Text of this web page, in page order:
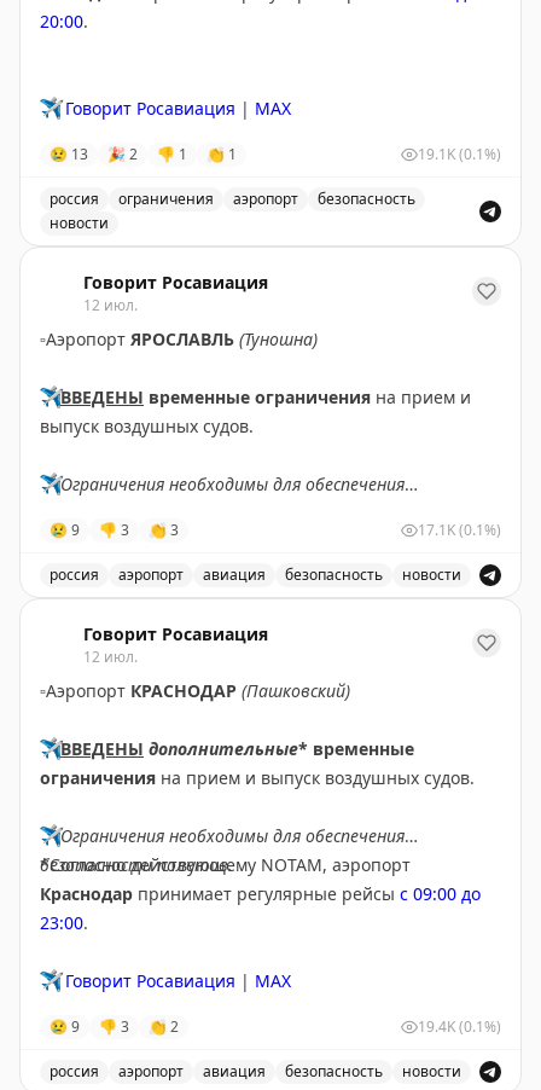
20:00.
✈️ Говорит Росавиация | MAX
😢 13 🎉 2 👎 1 👏 1 19.1K(0.1%)
россия ограничения аэропорт
безопасность
новости
Говорит Росавиация
12 июл.
▫️Аэропорт ЯРОСЛАВЛЬ (Туношна)
✈️ВВЕДЕНЫ временные ограничения на прием и
выпуск воздушных судов.
✈️Ограничения необходимы для обеспечения
✈️ Говорит Росавиация|МАХ
😢 9 👎 3 👏 3 17.1K(0.1%)
россия аэропорт авиация безопасность новости
Говорит Росавиация
12 июл.
▫️Аэропорт КРАСНОДАР (Пашковский)
✈️ВВЕДЕНЫ дополнительные* временные
ограничения на прием и выпуск воздушных судов.
✈️Ограничения необходимы для обеспечения
безопасности полетов.
*Согласно действующему NOTAM, аэропорт
Краснодар принимает регулярные рейсы с 09:00 до
23:00.
✈️ Говорит Росавиация | MAX
😢 9 👎 3 👏 2 19.4K(0.1%)
россия аэропорт авиация безопасность новости